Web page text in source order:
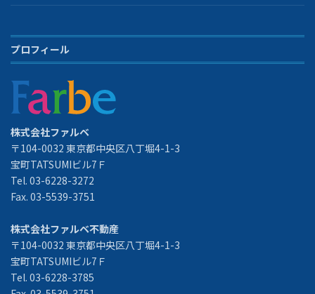
プロフィール
株式会社ファルベ
〒104-0032 東京都中央区八丁堀4-1-3
宝町TATSUMIビル7Ｆ
Tel. 03-6228-3272
Fax. 03-5539-3751
株式会社ファルベ不動産
〒104-0032 東京都中央区八丁堀4-1-3
宝町TATSUMIビル7Ｆ
Tel. 03-6228-3785